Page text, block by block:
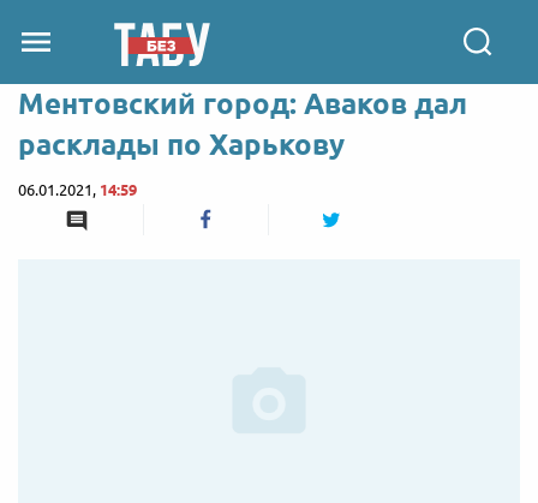
Ментовский город: Аваков дал
расклады по Харькову
06.01.2021, 14:59